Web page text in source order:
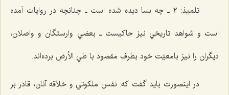
تلميذ: ٢ ـ چه بسا ديده شده است ـ چنانچه در روايات آمده
است و شواهد تاريخي نيز حاكيست ـ بعضي وارستگان و واصلان،
ديگران را نيز بامعيّت خود بطرف مقصود با طي الأرض برده‌اند.
در اينصورت بايد گفت كه: نفس ملكوتي و خلاّقه آنان، قادر بر